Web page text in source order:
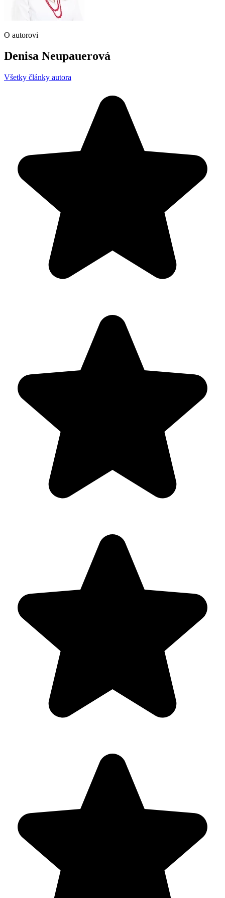
O autorovi
Denisa Neupauerová
Všetky články autora